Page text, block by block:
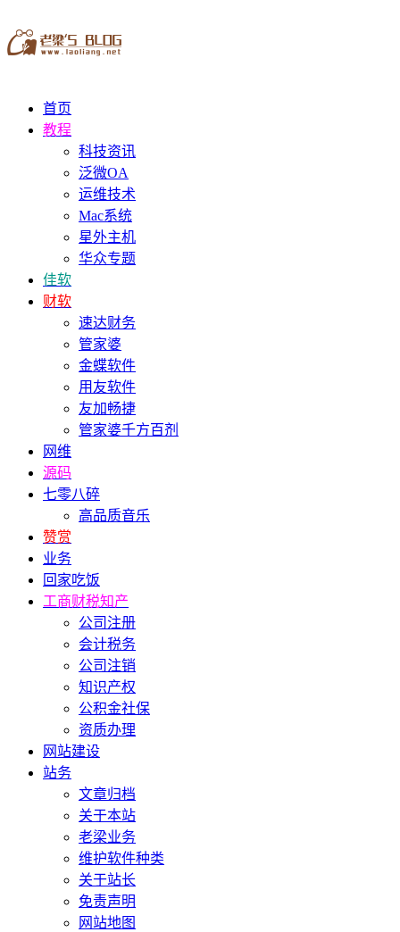
首页
教程
科技资讯
泛微OA
运维技术
Mac系统
星外主机
华众专题
佳软
财软
速达财务
管家婆
金蝶软件
用友软件
友加畅捷
管家婆千方百剂
网维
源码
七零八碎
高品质音乐
赞赏
业务
回家吃饭
工商财税知产
公司注册
会计税务
公司注销
知识产权
公积金社保
资质办理
网站建设
站务
文章归档
关于本站
老梁业务
维护软件种类
关于站长
免责声明
网站地图